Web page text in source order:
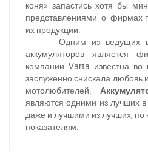
коня» запастись хотя бы
представлениями о фирмах-
их продукции.
Одним из ведущих в
аккумуляторов является
компании Varta известна
заслуженно снискала любовь
мотолюбителей.
являются одними из лучших
даже и лучшими из лучших,
показателям.
За відсутності звязку -
(093) 600-51-11